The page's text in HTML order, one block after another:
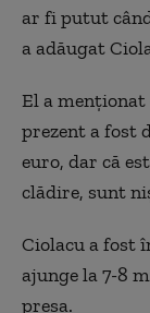
ar fi putut
a adăugat
El a menţionat
prezent a fost
euro, dar că
clădire, sunt
Ciolacu a fost
ajunge la 7-8
presa.